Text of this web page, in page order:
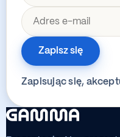
Zapisz się
Zapisując się,